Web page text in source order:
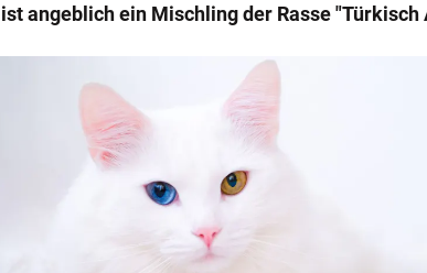
angeblich ein Mischling der Rasse "Türkisch